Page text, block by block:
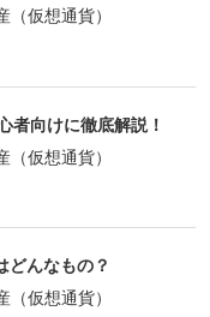
（仮想通貨）
者向けに徹底解説！
（仮想通貨）
どんなもの？
（仮想通貨）